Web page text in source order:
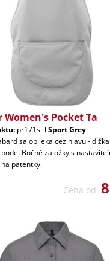
Women's Pocket Ta
pr171si-l Sport Grey
sa oblieka cez hlavu -
Bočné záložky s
patentky.
Cena od